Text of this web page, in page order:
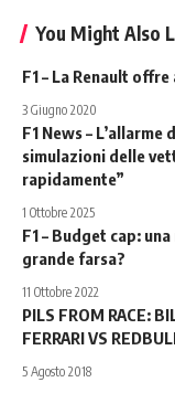
You Might Also
F1 – La Renault
3 Giugno 2020
F1 News – L’allarme
simulazioni delle
rapidamente”
1 Ottobre 2025
F1 – Budget cap:
grande farsa?
11 Ottobre 2022
PILS FROM RACE:
FERRARI VS
5 Agosto 2018